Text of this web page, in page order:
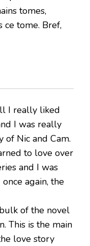
tomes,
ce tome. Bref,
I really liked
I was really
of Nic and Cam.
to love over
and I was
again, the
of the novel
This is the main
love story